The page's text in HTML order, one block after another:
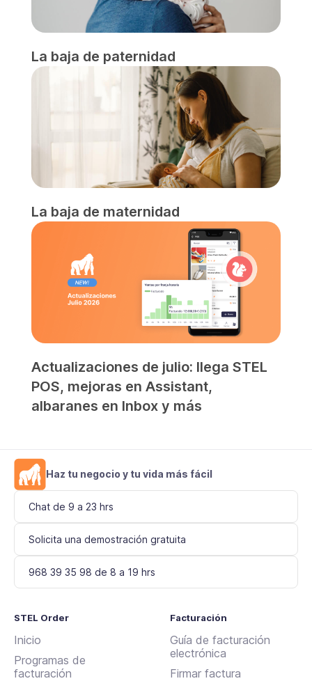
La baja de paternidad
La baja de maternidad
Actualizaciones de julio: llega STEL
POS, mejoras en Assistant,
albaranes en Inbox y más
Haz tu negocio y tu vida más fácil
Chat de 9 a 23 hrs
Solicita una demostración gratuita
968 39 35 98 de 8 a 19 hrs
STEL Order
Inicio
Programas de
facturación
Facturación
Guía de facturación
electrónica
Firmar factura